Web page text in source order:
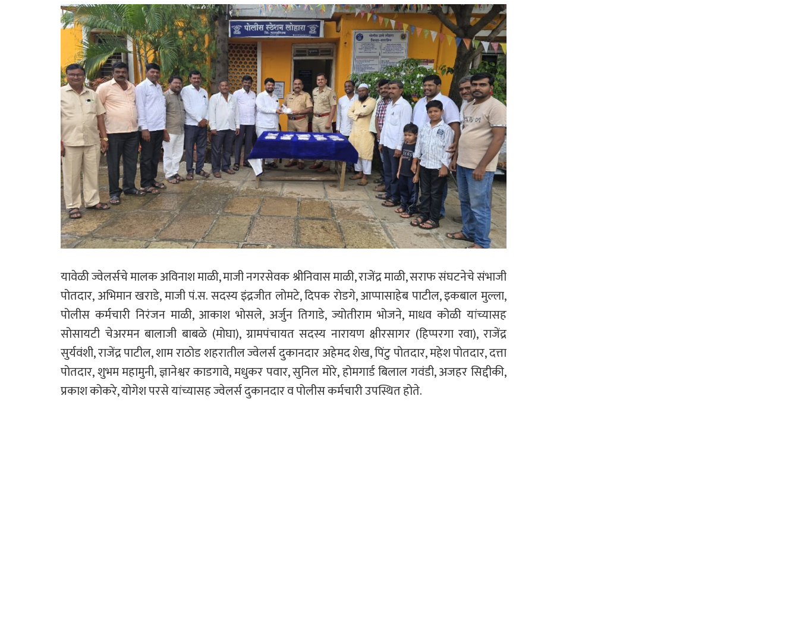
यावेळी ज्वेलर्सचे मालक अविनाश माळी, माजी नगरसेवक श्रीनिवास माळी, राजेंद्र माळी, सराफ संघटनेचे संभाजी
पोतदार, अभिमान खराडे, माजी पं.स. सदस्य इंद्रजीत लोमटे, दिपक रोडगे, आप्पासाहेब पाटील, इकबाल मुल्ला,
पोलीस कर्मचारी निरंजन माळी, आकाश भोसले, अर्जुन तिगाडे, ज्योतीराम भोजने, माधव कोळी यांच्यासह
सोसायटी चेअरमन बालाजी बाबळे (मोघा), ग्रामपंचायत सदस्य नारायण क्षीरसागर (हिप्परगा रवा), राजेंद्र
सुर्यवंशी, राजेंद्र पाटील, शाम राठोड शहरातील ज्वेलर्स दुकानदार अहेमद शेख, पिंटु पोतदार, महेश पोतदार, दत्ता
पोतदार, शुभम महामुनी, ज्ञानेश्वर काडगावे, मधुकर पवार, सुनिल मोरे, होमगार्ड बिलाल गवंडी, अजहर सिद्दीकी,
प्रकाश कोकरे, योगेश परसे यांच्यासह ज्वेलर्स दुकानदार व पोलीस कर्मचारी उपस्थित होते.